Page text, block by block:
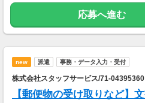
月払い給与の前払いが可能な福利厚
速払いサービス(日払いサービス)も
18時までの申請で...
（18時以降の申請は翌9時までに振
す）
応募へ進む
new 派遣 事務・データ入力・受付
株式会社スタッフサービス/71-04395360
【郵便物の受け取りなど】